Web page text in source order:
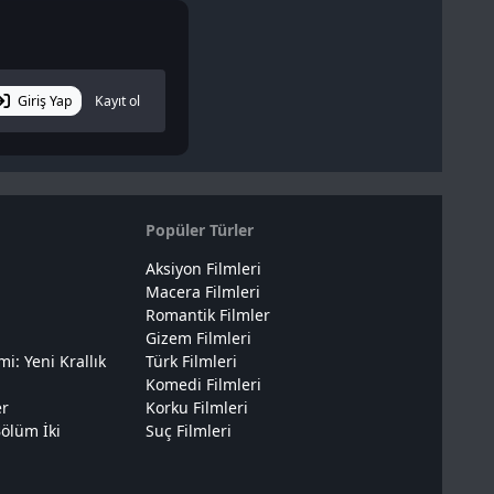
Giriş Yap Kayıt ol
Yeni Krallık
İki
Popüler Türler
Aksiyon Filmleri
Macera Filmleri
Romantik Filmler
Gizem Filmleri
Türk Filmleri
Komedi Filmleri
Korku Filmleri
Suç Filmleri